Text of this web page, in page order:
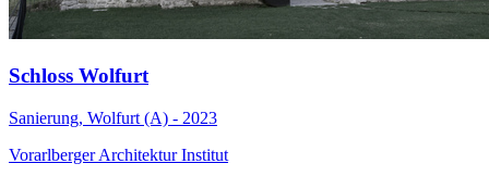
Schloss Wolfurt
Sanierung, Wolfurt (A) - 2023
Vorarlberger Architektur Institut